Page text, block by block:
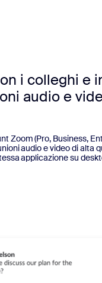
i colleghi e
audio e
Zoom (Pro, Business,
audio e video di alta
applicazione su